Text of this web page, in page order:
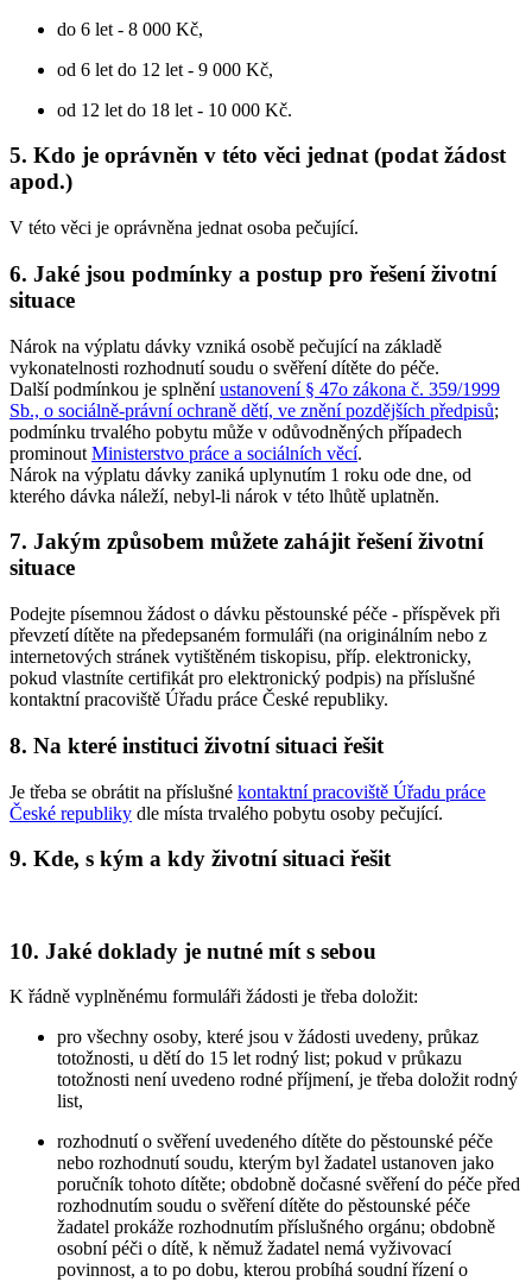
do 6 let - 8 000 Kč,
od 6 let do 12 let - 9 000 Kč,
od 12 let do 18 let - 10 000 Kč.
5. Kdo je oprávněn v této věci jednat (podat žádost
apod.)
V této věci je oprávněna jednat osoba pečující.
6. Jaké jsou podmínky a postup pro řešení životní
situace
Nárok na výplatu dávky vzniká osobě pečující na základě
vykonatelnosti rozhodnutí soudu o svěření dítěte do péče.
Další podmínkou je splněníustanovení § 47o zákona č. 359/1999
Sb., o sociálně-právní ochraně dětí, ve znění pozdějších předpisů;
podmínku trvalého pobytu může v odůvodněných případech
prominout Ministerstvo práce a sociálních věcí.
Nárok na výplatu dávky zaniká uplynutím 1 roku ode dne, od
kterého dávka náleží, nebyl-li nárok v této lhůtě uplatněn.
7. Jakým způsobem můžete zahájit řešení životní
situace
Podejte písemnou žádost o dávku pěstounské péče - příspěvek při
převzetí dítěte na předepsaném formuláři (na originálním nebo z
internetových stránek vytištěném tiskopisu, příp. elektronicky,
pokud vlastníte certifikát pro elektronický podpis) na příslušné
kontaktní pracoviště Úřadu práce České republiky.
8. Na které instituci životní situaci řešit
Je třeba se obrátit na příslušné kontaktní pracoviště Úřadu práce
České republiky dle místa trvalého pobytu osoby pečující.
9. Kde, s kým a kdy životní situaci řešit
10. Jaké doklady je nutné mít s sebou
K řádně vyplněnému formuláři žádosti je třeba doložit:
pro všechny osoby, které jsou v žádosti uvedeny, průkaz
totožnosti, u dětí do 15 let rodný list; pokud v průkazu
totožnosti není uvedeno rodné příjmení, je třeba doložit rodný
list,
rozhodnutí o svěření uvedeného dítěte do pěstounské péče
nebo rozhodnutí soudu, kterým byl žadatel ustanoven jako
poručník tohoto dítěte; obdobně dočasné svěření do péče před
rozhodnutím soudu o svěření dítěte do pěstounské péče
žadatel prokáže rozhodnutím příslušného orgánu; obdobně
osobní péči o dítě, k němuž žadatel nemá vyživovací
povinnost, a to po dobu, kterou probíhá soudní řízení o